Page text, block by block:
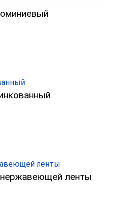
Р3-Ц,
нержавеющей
ленты